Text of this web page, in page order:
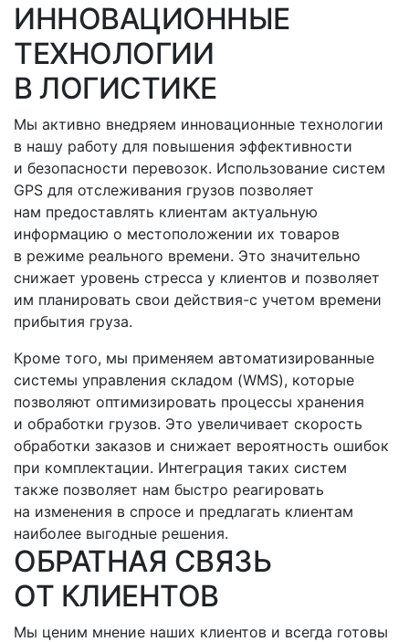
ИННОВАЦИОННЫЕ
ТЕХНОЛОГИИ
В ЛОГИСТИКЕ
Мы активно внедряем инновационные технологии
в нашу работу для повышения эффективности
и безопасности перевозок. Использование систем
GPS для отслеживания грузов позволяет
нам предоставлять клиентам актуальную
информацию о местоположении их товаров
в режиме реального времени. Это значительно
снижает уровень стресса у клиентов и позволяет
им планировать свои действия-с учетом времени
прибытия груза.
Кроме того, мы применяем автоматизированные
системы управления складом (WMS), которые
позволяют оптимизировать процессы хранения
и обработки грузов. Это увеличивает скорость
обработки заказов и снижает вероятность ошибок
при комплектации. Интеграция таких систем
также позволяет нам быстро реагировать
на изменения в спросе и предлагать клиентам
наиболее выгодные решения.
ОБРАТНАЯ СВЯЗЬ
ОТ КЛИЕНТОВ
Мы ценим мнение наших клиентов и всегда готовы